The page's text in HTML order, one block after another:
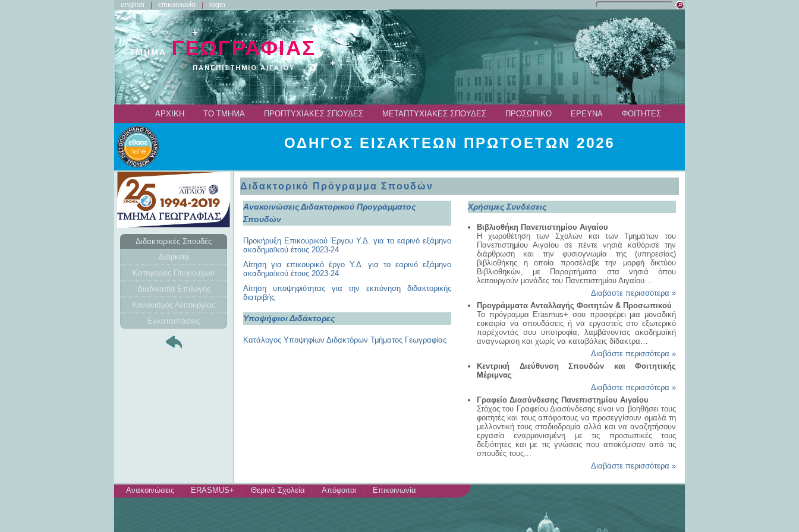
english επικοινωνία login
ΑΡΧΙΚΗ ΤΟ ΤΜΗΜΑ ΠΡΟΠΤΥΧΙΑΚΕΣ ΣΠΟΥΔΕΣ ΜΕΤΑΠΤΥΧΙΑΚΕΣ ΣΠΟΥΔΕΣ ΠΡΟΣΩΠΙΚΟ ΕΡΕΥΝΑ ΦΟΙΤΗΤΕΣ
ΟΔΗΓΟΣ ΕΙΣΑΚΤΕΩΝ ΠΡΩΤΟΕΤΩΝ 2026
Διδακτορικές Σπουδές
Διάρκεια
Κατηγορίες Πτυχιούχων
Διαδικασία Επιλογής
Κανονισμός Λειτουργίας
Εγκαταστάσεις
Διδακτορικό Πρόγραμμα Σπουδών
Ανακοινώσεις Διδακτορικού Προγράμματος
Σπουδών
Προκήρυξη Επικουρικού Έργου Υ.Δ. για το εαρινό εξάμηνο
ακαδημαϊκού έτους 2023-24
Αίτηση για επικουρικό έργο Υ.Δ. για το εαρινό εξάμηνο
ακαδημαϊκού έτους 2023-24
Αίτηση υποψηφιότητας για την εκπόνηση διδακτορικής
διατριβής
Υποψήφιοι Διδάκτορες
Κατάλογος Υποψηφίων Διδακτόρων Τμήματος Γεωγραφίας
Χρήσιμες Συνδέσεις
Βιβλιοθήκη Πανεπιστημίου Αιγαίου
Η χωροθέτηση των Σχολών και των Τμημάτων του
Πανεπιστημίου Αιγαίου σε πέντε νησιά καθόρισε την
διάρθρωση και την φυσιογνωμία της (υπηρεσίας)
βιβλιοθήκης η οποία προσέλαβε την μορφή δικτύου
Βιβλιοθηκών, με Παραρτήματα στα νησιά όπου
λειτουργούν μονάδες του Πανεπιστημίου Αιγαίου…
Διαβάστε περισσότερα »
Προγράμματα Ανταλλαγής Φοιτητών & Προσωπικού
Το πρόγραμμα Erasmus+ σου προσφέρει μια μοναδική
ευκαιρία να σπουδάσεις ή να εργαστείς στο εξωτερικό
παρέχοντάς σου υποτροφία, λαμβάνοντας ακαδημαϊκή
αναγνώριση και χωρίς να καταβάλεις δίδακτρα…
Διαβάστε περισσότερα »
Κεντρική Διεύθυνση Σπουδών και Φοιτητικής
Μέριμνας
Διαβάστε περισσότερα »
Γραφείο Διασύνδεσης Πανεπιστημίου Αιγαίου
Στόχος του Γραφείου Διασύνδεσης είναι να βοηθήσει τους
φοιτητές και τους απόφοιτους να προσεγγίσουν ομαλά τη
μελλοντική τους σταδιοδρομία αλλά και να αναζητήσουν
εργασία εναρμονισμένη με τις προσωπικές τους
δεξιότητες και με τις γνώσεις που αποκόμισαν από τις
σπουδές τους…
Διαβάστε περισσότερα »
Ανακοινώσεις ERASMUS+ Θερινά Σχολεία Απόφοιτοι Επικοινωνία